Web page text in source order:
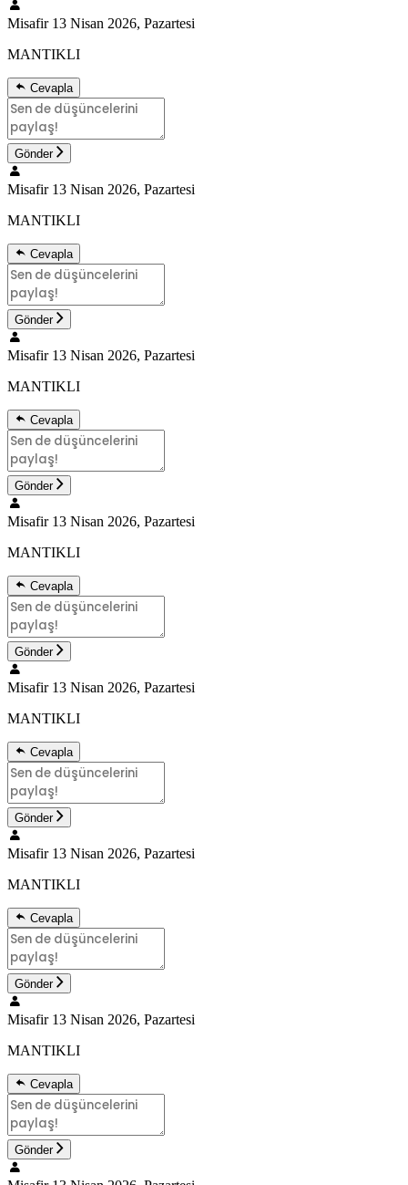
Misafir 13 Nisan 2026, Pazartesi
MANTIKLI
Cevapla
Gönder
Misafir 13 Nisan 2026, Pazartesi
MANTIKLI
Cevapla
Gönder
Misafir 13 Nisan 2026, Pazartesi
MANTIKLI
Cevapla
Gönder
Misafir 13 Nisan 2026, Pazartesi
MANTIKLI
Cevapla
Gönder
Misafir 13 Nisan 2026, Pazartesi
MANTIKLI
Cevapla
Gönder
Misafir 13 Nisan 2026, Pazartesi
MANTIKLI
Cevapla
Gönder
Misafir 13 Nisan 2026, Pazartesi
MANTIKLI
Cevapla
Gönder